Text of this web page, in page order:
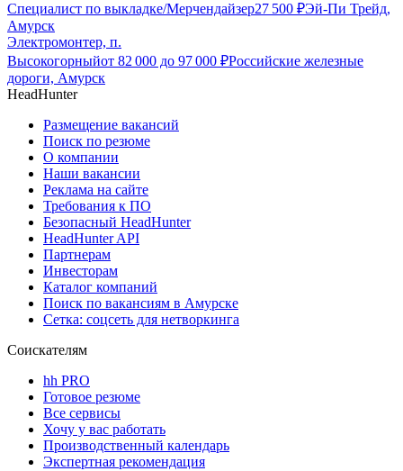
Специалист по выкладке/Мерчендайзер27 500 ₽Эй-Пи Трейд,
Амурск
Электромонтер, п.
Высокогорныйот 82 000 до 97 000 ₽Российские железные
дороги, Амурск
HeadHunter
Размещение вакансий
Поиск по резюме
О компании
Наши вакансии
Реклама на сайте
Требования к ПО
Безопасный HeadHunter
HeadHunter API
Партнерам
Инвесторам
Каталог компаний
Поиск по вакансиям в Амурске
Сетка: соцсеть для нетворкинга
Соискателям
hh PRO
Готовое резюме
Все сервисы
Хочу у вас работать
Производственный календарь
Экспертная рекомендация